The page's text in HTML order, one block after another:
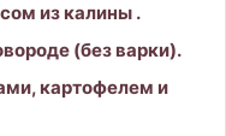
из калины .
(без варки).
картофелем и